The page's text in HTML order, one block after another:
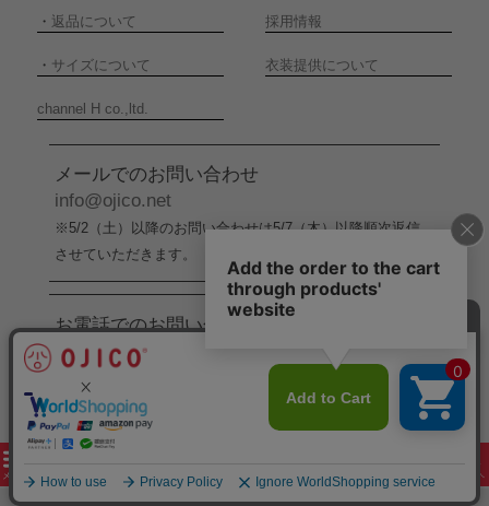
・ 返品について 採用情報
・ サイズについて 衣装提供について
channel H co.,ltd.
メールでのお問い合わせ
info@ojico.net
※5/2（土）以降のお問い合わせは5/7（木）以降順次返信
させていただきます。
お電話でのお問い合わせ
076-246-5050
※5/2（土）から5/6（水）までの間はお電話でのお問い合
わせ受付をお休みさせていただきます。
copyright 2005-2026 channel H co.,ltd. all rights reserved